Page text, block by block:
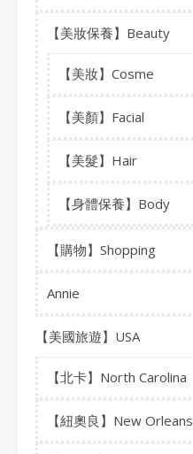
【美妝保養】Beauty
【美妝】Cosme
【美顏】Facial
【美髮】Hair
【身體保養】Body
【購物】Shopping
Annie
【美國旅遊】USA
【北卡】North Carolina
【紐奧良】New Orleans